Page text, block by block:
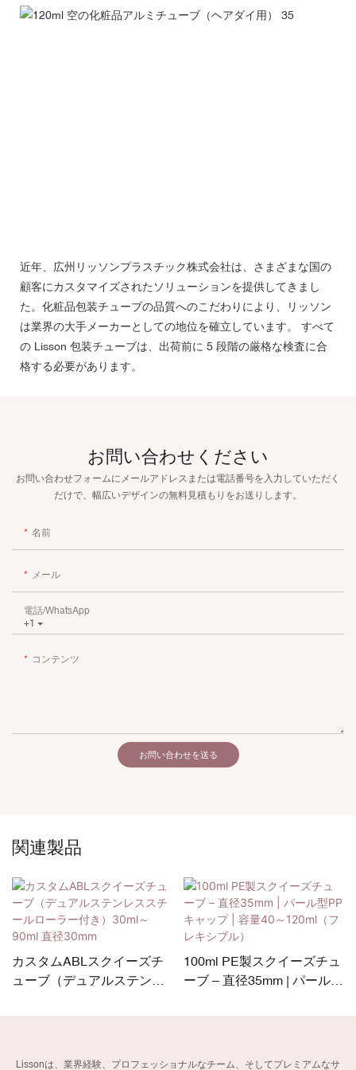
近年、広州リッソンプラスチック株式会社は、さまざまな国の
顧客にカスタマイズされたソリューションを提供してきまし
た。化粧品包装チューブの品質へのこだわりにより、リッソン
は業界の大手メーカーとしての地位を確立しています。 すべて
の Lisson 包装チューブは、出荷前に 5 段階の厳格な検査に合
格する必要があります。
お問い合わせください
お問い合わせフォームにメールアドレスまたは電話番号を入力していただく
だけで、幅広いデザインの無料見積もりをお送りします。
名前
メール
+1
電話/WhatsApp
コンテンツ
お問い合わせを送る
関連製品
カスタムABLスクイーズチ
ューブ（デュアルステンレ
100ml PE製スクイーズチュ
ーブ – 直径35mm | パール型
Lissonは、業界経験、プロフェッショナルなチーム、そしてプレミアムなサ